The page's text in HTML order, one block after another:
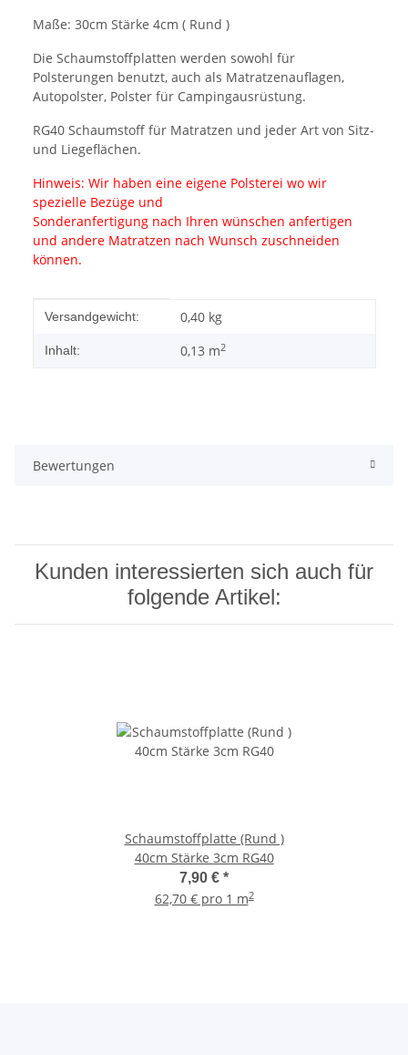
Maße: 30cm Stärke 4cm ( Rund )
Die Schaumstoffplatten werden sowohl für
Polsterungen benutzt, auch als Matratzenauflagen,
Autopolster, Polster für Campingausrüstung.
RG40 Schaumstoff für Matratzen und jeder Art von Sitz-
und Liegeflächen.
Hinweis: Wir haben eine eigene Polsterei wo wir
spezielle Bezüge und
Sonderanfertigung nach Ihren wünschen anfertigen
und andere Matratzen nach Wunsch zuschneiden
können.
Produkteigenschaft
Wert
Versandgewicht: 0,40 kg
Inhalt: 0,13 m2
Bewertungen
Kunden interessierten sich auch für
folgende Artikel:
Schaumstoffplatte (Rund )
40cm Stärke 3cm RG40
7,90 € *
62,70 € pro 1 m2